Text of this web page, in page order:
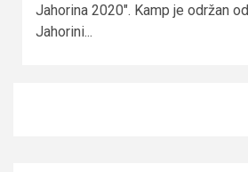
Jahorina 2020". Kamp je održan
Jahorini...